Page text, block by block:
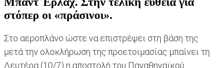
στόπερ οι «πράσινοι».
Στο αεροπλάνο ώστε να επιστρέψει στη βάση της
μετά την ολοκλήρωση της προετοιμασίας μπαίνει τη
Δευτέρα (10/7) η αποστολή του Παναθηναϊκού.